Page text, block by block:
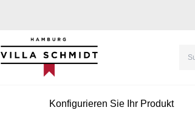
Villa Schmidt
Konfigurieren Sie Ihr Produkt